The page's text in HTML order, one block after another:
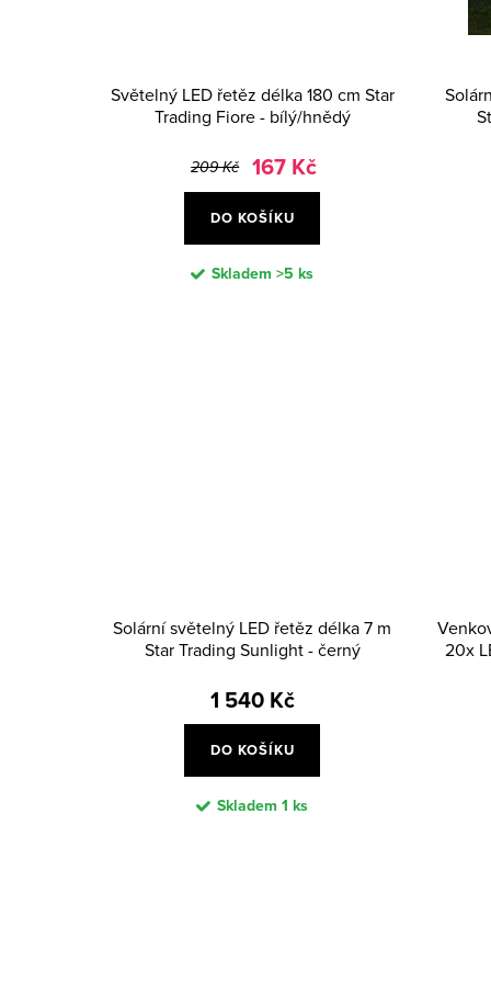
Světelný LED řetěz délka 180 cm Star
Trading Fiore - bílý/hnědý
209 Kč 167 Kč
DO KOŠÍKU
Skladem>5 ks
Solární světelný LED řetěz délka 7 m
Star Trading Sunlight - černý
1 540 Kč
DO KOŠÍKU
Skladem1 ks
20x